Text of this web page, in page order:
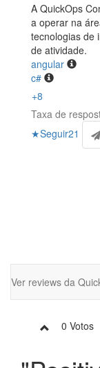
A QuickOps
a operar na
tecnologias de
de atividade.
angular
c#
+8
Taxa de
★Seguir21
Ver reviews da
0 Votos